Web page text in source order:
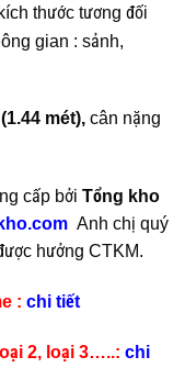
thước tương đối
gian : sảnh,
(1.44 mét), cân nặng
cấp bởi Tổng kho
Anh chị quý
hưởng CTKM.
: chi tiết
2, loại 3…..: chi